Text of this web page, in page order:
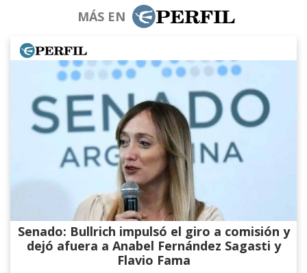
MÁS EN
Senado: Bullrich impulsó el giro a comisión y
dejó afuera a Anabel Fernández Sagasti y
Flavio Fama